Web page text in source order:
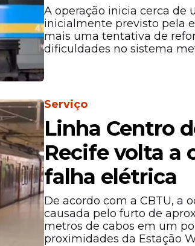
A operação inicia cerca de
inicialmente previsto pela
mais uma tentativa de
dificuldades no sistema
Serviço
Linha Centro
Recife volta a
falha elétrica
De acordo com a CBTU, a
causada pelo furto de
metros de cabos em um
proximidades da Estação